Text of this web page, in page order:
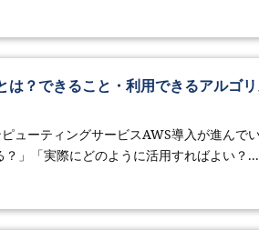
？できること・利用できるアルゴ
ューティングサービスAWS導入が進んで
」「実際にどのように活用すればよい？...